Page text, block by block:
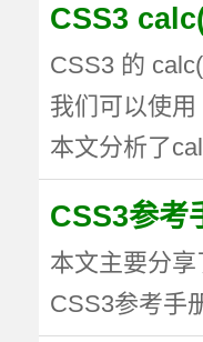
CSS3
CSS3 的
我们可以使
本文分析了
CSS3参考
本文主要分
CSS3参考手